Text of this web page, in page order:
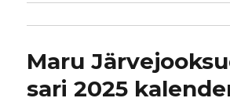
Maru
sari 2025